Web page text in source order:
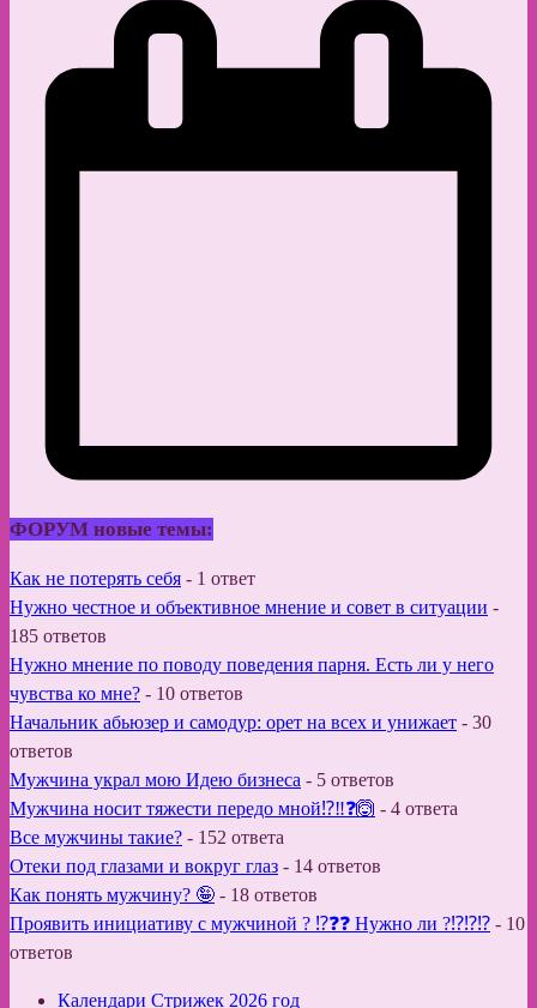
ФОРУМ новые темы:
Как не потерять себя - 1 ответ
Нужно честное и объективное мнение и совет в ситуации -
185 ответов
Нужно мнение по поводу поведения парня. Есть ли у него
чувства ко мне? - 10 ответов
Начальник абьюзер и самодур: орет на всех и унижает - 30
ответов
Мужчина украл мою Идею бизнеса - 5 ответов
Мужчина носит тяжести передо мной⁉️‼️❓🙆 - 4 ответа
Все мужчины такие? - 152 ответа
Отеки под глазами и вокруг глаз - 14 ответов
Как понять мужчину? 🤪 - 18 ответов
Проявить инициативу с мужчиной ? ⁉️❓❓ Нужно ли ?⁉️⁉️⁉️ - 10
ответов
Календари Стрижек 2026 год